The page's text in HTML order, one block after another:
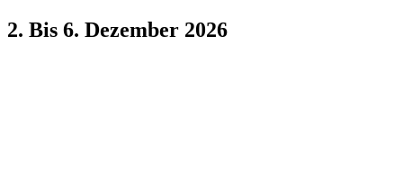
2. Bis 6. Dezember 2026